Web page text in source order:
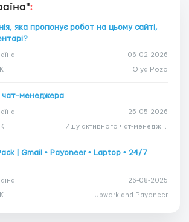
:
яка пропонує робот на цьому сайті,
06-02-2026
Olya Pozo
чат-менеджера
25-05-2026
| Gmail • Payoneer • Laptop • 24/7
26-08-2025
Upwork and Payoneer